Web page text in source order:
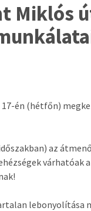
Miklós
én (hétfőn)
az
várhatóak a
lebonyolítása